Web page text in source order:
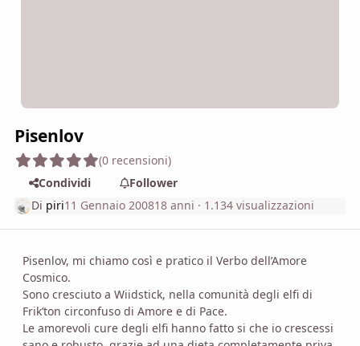
Pisenlov
(0 recensioni)
Condividi
Follower
Di piri11 Gennaio 200818 anni · 1.134 visualizzazioni
Pisenlov, mi chiamo così e pratico il Verbo dell’Amore
Cosmico.
Sono cresciuto a Wiidstick, nella comunità degli elfi di
Frik’ton circonfuso di Amore e di Pace.
Le amorevoli cure degli elfi hanno fatto si che io crescessi